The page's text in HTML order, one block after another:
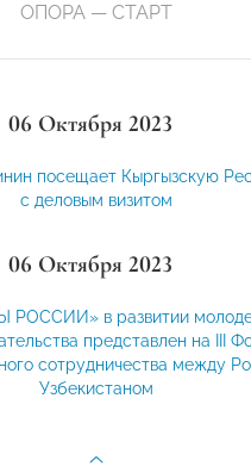
ОПОРА — СТАРТ
06 Октября 2023
посещает Кыргызскую
с деловым визитом
06 Октября 2023
РОССИИ» в развитии
представлен на III
сотрудничества между
Узбекистаном